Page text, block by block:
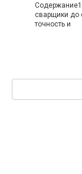
Содержание1
сварщики до
точность и